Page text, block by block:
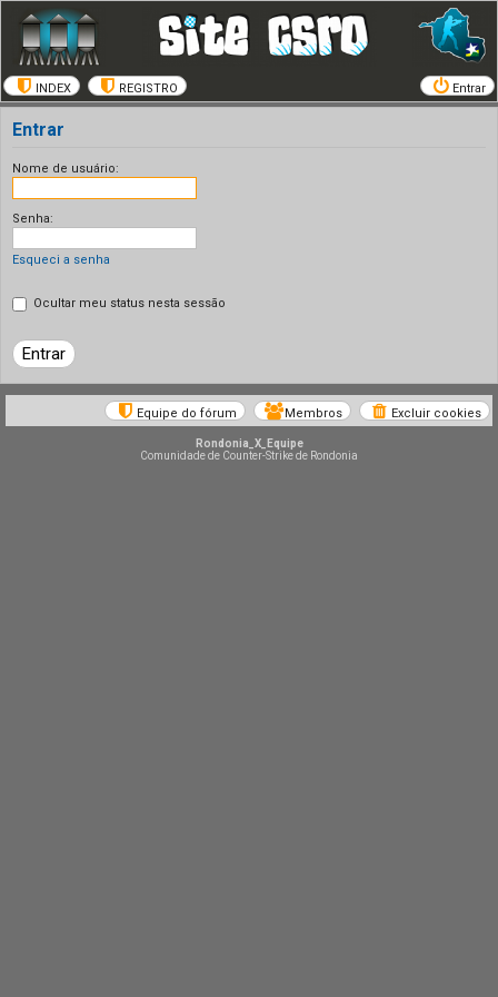
INDEX REGISTRO Entrar
Entrar
Nome de usuário:
Senha:
Esqueci a senha
Ocultar meu status nesta sessão
Excluir cookies
Membros
Equipe do fórum
Rondonia_X_Equipe
Comunidade de Counter-Strike de Rondonia